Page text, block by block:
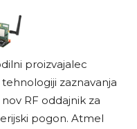
proizvajalec
tehnologiji zaznavanja
RF oddajnik za
pogon. Atmel